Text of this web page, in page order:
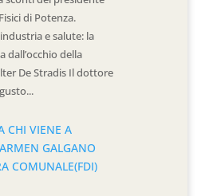
di Potenza.
e salute: la
dall’occhio della
De Stradis Il dottore